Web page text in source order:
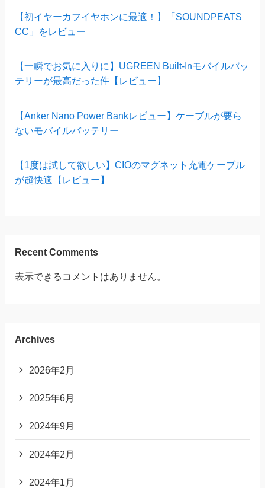
【初イヤーカフイヤホンに最適！】「SOUNDPEATS
CC」をレビュー
【一瞬でお気に入りに】UGREEN Built-Inモバイルバッ
テリーが最高だった件【レビュー】
【Anker Nano Power Bankレビュー】ケーブルが要ら
ないモバイルバッテリー
【1度は試して欲しい】CIOのマグネット充電ケーブル
が超快適【レビュー】
Recent Comments
表示できるコメントはありません。
Archives
2026年2月
2025年6月
2024年9月
2024年2月
2024年1月